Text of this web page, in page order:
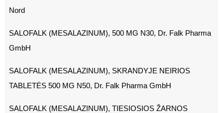
Nord
SALOFALK (MESALAZINUM), 500 MG N30, Dr. Falk Pharma
GmbH
SALOFALK (MESALAZINUM), SKRANDYJE NEIRIOS
TABLETĖS 500 MG N50, Dr. Falk Pharma GmbH
SALOFALK (MESALAZINUM), TIESIOSIOS ŽARNOS